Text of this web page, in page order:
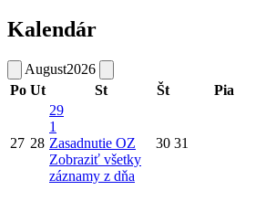
Kalendár
August2026
Po Ut St Št Pia
27 28
29
1
Zasadnutie OZ
Zobraziť všetky
záznamy z dňa
30 31